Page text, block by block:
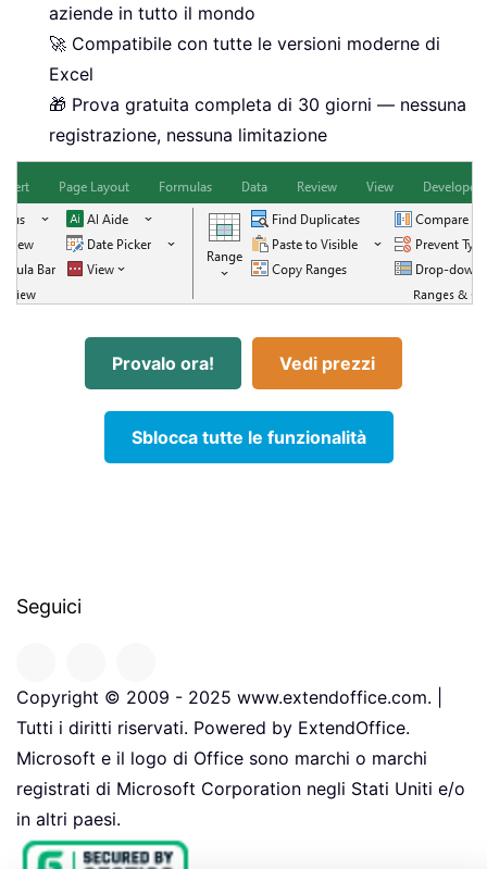
aziende in tutto il mondo
🚀 Compatibile con tutte le versioni moderne di
Excel
🎁 Prova gratuita completa di 30 giorni — nessuna
registrazione, nessuna limitazione
Provalo ora! Vedi prezzi
Sblocca tutte le funzionalità
Seguici
Copyright © 2009 - 2025 www.extendoffice.com. |
Tutti i diritti riservati. Powered by ExtendOffice.
Microsoft e il logo di Office sono marchi o marchi
registrati di Microsoft Corporation negli Stati Uniti e/o
in altri paesi.